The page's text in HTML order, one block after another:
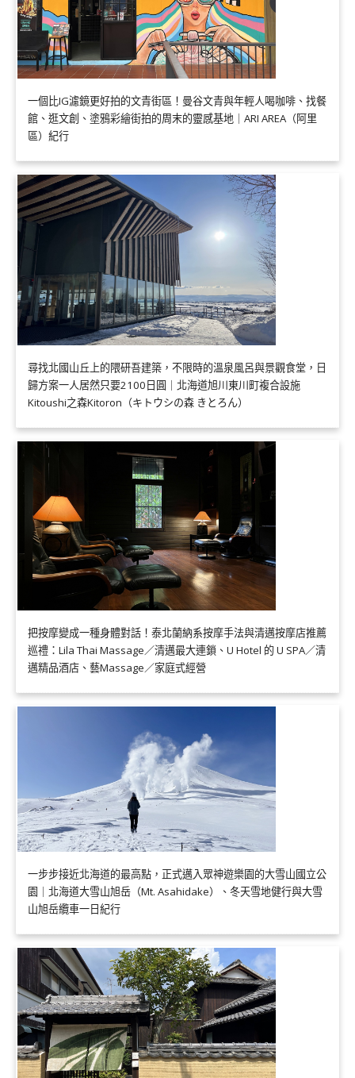
一個比IG濾鏡更好拍的文青街區！曼谷文青與年輕人喝咖啡、找餐
館、逛文創、塗鴉彩繪街拍的周末的靈感基地｜ARI AREA（阿里
區）紀行
尋找北國山丘上的隈研吾建築，不限時的溫泉風呂與景觀食堂，日
歸方案一人居然只要2100日圓｜北海道旭川東川町複合設施
Kitoushi之森Kitoron（キトウシの森 きとろん）
把按摩變成一種身體對話！泰北蘭納系按摩手法與清邁按摩店推薦
巡禮：Lila Thai Massage／清邁最大連鎖、U Hotel 的 U SPA／清
邁精品酒店、藝Massage／家庭式經營
一步步接近北海道的最高點，正式邁入眾神遊樂園的大雪山國立公
園｜北海道大雪山旭岳（Mt. Asahidake）、冬天雪地健行與大雪
山旭岳纜車一日紀行